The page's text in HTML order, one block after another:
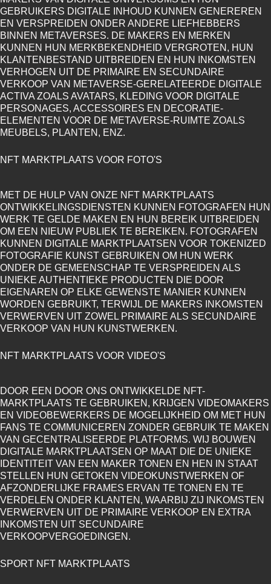
GEBRUIKERS DIGITALE INHOUD KUNNEN GENEREREN
EN VERSPREIDEN ONDER ANDERE LIEFHEBBERS
BINNEN METAVERSES. DE MAKERS EN MERKEN
KUNNEN HUN MERKBEKENDHEID VERGROTEN, HUN
KLANTENBESTAND UITBREIDEN EN HUN INKOMSTEN
VERHOGEN UIT DE PRIMAIRE EN SECUNDAIRE
VERKOOP VAN METAVERSE-GERELATEERDE DIGITALE
ACTIVA ZOALS AVATARS, KLEDING VOOR DIGITALE
PERSONAGES, ACCESSOIRES EN DECORATIE-
ELEMENTEN VOOR DE METAVERSE-RUIMTE ZOALS
MEUBELS, PLANTEN, ENZ.
NFT MARKTPLAATS VOOR FOTO'S
MET DE HULP VAN ONZE NFT MARKTPLAATS
ONTWIKKELINGSDIENSTEN KUNNEN FOTOGRAFEN HUN
WERK TE GELDE MAKEN EN HUN BEREIK UITBREIDEN
OM EEN NIEUW PUBLIEK TE BEREIKEN. FOTOGRAFEN
KUNNEN DIGITALE MARKTPLAATSEN VOOR TOKENIZED
FOTOGRAFIE KUNST GEBRUIKEN OM HUN WERK
ONDER DE GEMEENSCHAP TE VERSPREIDEN ALS
UNIEKE AUTHENTIEKE PRODUCTEN DIE DOOR
EIGENAREN OP ELKE GEWENSTE MANIER KUNNEN
WORDEN GEBRUIKT, TERWIJL DE MAKERS INKOMSTEN
VERWERVEN UIT ZOWEL PRIMAIRE ALS SECUNDAIRE
VERKOOP VAN HUN KUNSTWERKEN.
NFT MARKTPLAATS VOOR VIDEO'S
DOOR EEN DOOR ONS ONTWIKKELDE NFT-
MARKTPLAATS TE GEBRUIKEN, KRIJGEN VIDEOMAKERS
EN VIDEOBEWERKERS DE MOGELIJKHEID OM MET HUN
FANS TE COMMUNICEREN ZONDER GEBRUIK TE MAKEN
VAN GECENTRALISEERDE PLATFORMS. WIJ BOUWEN
DIGITALE MARKTPLAATSEN OP MAAT DIE DE UNIEKE
IDENTITEIT VAN EEN MAKER TONEN EN HEN IN STAAT
STELLEN HUN GETOKEN VIDEOKUNSTWERKEN OF
AFZONDERLIJKE FRAMES ERVAN TE TONEN EN TE
VERDELEN ONDER KLANTEN, WAARBIJ ZIJ INKOMSTEN
VERWERVEN UIT DE PRIMAIRE VERKOOP EN EXTRA
INKOMSTEN UIT SECUNDAIRE
VERKOOPVERGOEDINGEN.
SPORT NFT MARKTPLAATS